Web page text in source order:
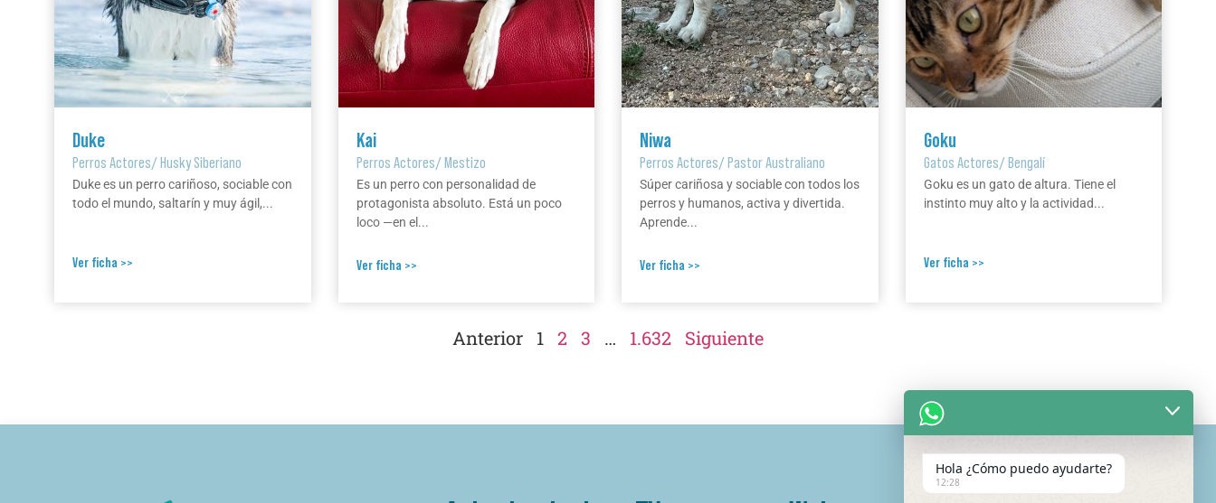
Duke
Perros Actores/Husky Siberiano
Duke es un perro cariñoso, sociable con
todo el mundo, saltarín y muy ágil,...
Ver ficha >>
Kai
Perros Actores/Mestizo
Es un perro con personalidad de
protagonista absoluto. Está un poco
loco —en el...
Ver ficha >>
Niwa
Perros Actores/Pastor Australiano
Súper cariñosa y sociable con todos los
perros y humanos, activa y divertida.
Aprende...
Ver ficha >>
Goku
Gatos Actores/Bengalí
Goku es un gato de altura. Tiene el
instinto muy alto y la actividad...
Ver ficha >>
Anterior 1 2 3 … 1.632 Siguiente
Hola ¿Cómo puedo ayudarte?
12:28